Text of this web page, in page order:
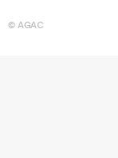
© AGAC